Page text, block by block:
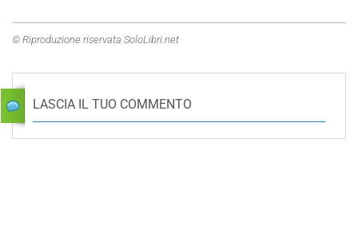
© Riproduzione riservata SoloLibri.net
LASCIA IL TUO COMMENTO